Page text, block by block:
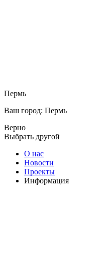
Пермь
Ваш город: Пермь
Верно
Выбрать другой
О нас
Новости
Проекты
Информация